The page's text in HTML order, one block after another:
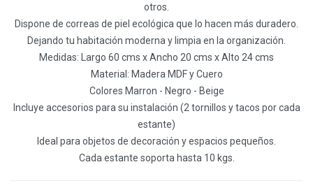
otros.
Dispone de correas de piel ecológica que lo hacen más duradero.
Dejando tu habitación moderna y limpia en la organización.
Medidas: Largo 60 cms x Ancho 20 cms x Alto 24 cms
Material: Madera MDF y Cuero
Colores Marron - Negro - Beige
Incluye accesorios para su instalación (2 tornillos y tacos por cada
estante)
Ideal para objetos de decoración y espacios pequeños.
Cada estante soporta hasta 10 kgs.